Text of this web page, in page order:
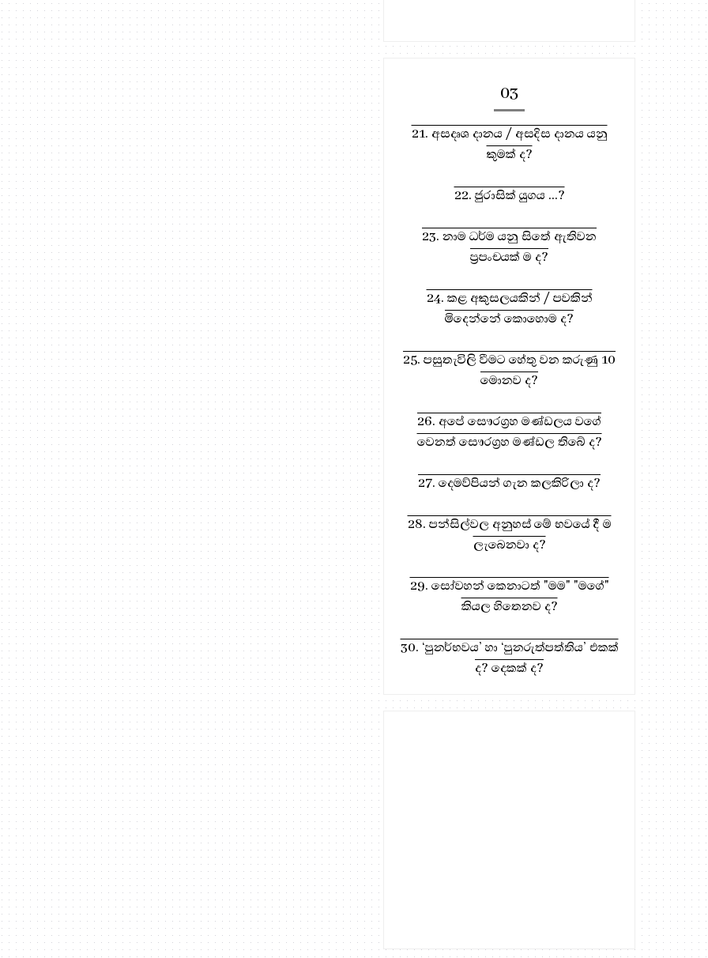
03
21. අසදෘශ දානය / අසදිස දානය යනු
කුමක් ද?
22. ජුරාසික් යුගය ...?
23. නාම ධර්ම යනු සිතේ ඇතිවන
ප්‍රපංචයක් ම ද?
24. කළ අකුසලයකින් / පවකින්
මිදෙන්නේ කොහොම ද?
25. පසුතැවිලි වීමට හේතු වන කරුණු 10
මොනව ද?
26. අපේ සෞරග්‍රහ මණ්ඩලය වගේ
වෙනත් සෞරග්‍රහ මණ්ඩල තිබේ ද?
27. දෙමව්පියන් ගැන කලකිරිලා ද?
28. පන්සිල්වල අනුහස් මේ භවයේ දී ම
ලැබෙනවා ද?
29. සෝවහන් කෙනාටත් "මම" "මගේ"
කියල හිතෙනව ද?
30. ‘පුනර්භවය’ හා ‘පුනරුත්පත්තිය’ එකක්
ද? දෙකක් ද?